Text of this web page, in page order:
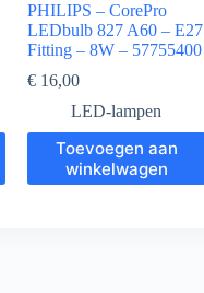
PHILIPS – CorePro
LEDbulb 827 A60 – E27
Fitting – 8W – 57755400
€ 16,00
LED-lampen
Toevoegen aan
winkelwagen